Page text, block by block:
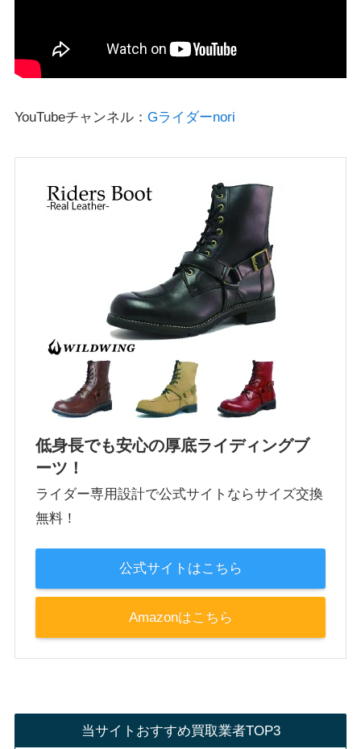
YouTubeチャンネル： Gライダーnori
低身長でも安心の厚底ライディングブ
ーツ！
ライダー専用設計で公式サイトならサイズ交換
無料！
公式サイトはこちら
Amazonはこちら
当サイトおすすめ買取業者TOP3